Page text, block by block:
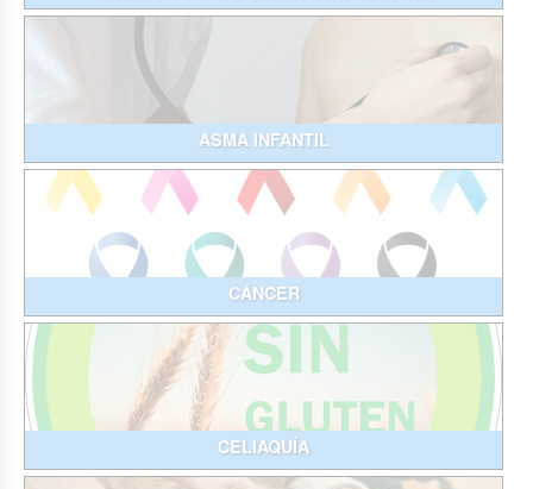
ASMA INFANTIL
CÁNCER
CELIAQUÍA